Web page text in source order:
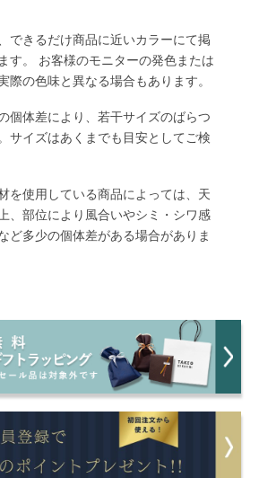
できるだけ商品に近いカラーにて掲
す。 お客様のモニターの発色または
際の色味と異なる場合もあります。
個体差により、若干サイズのばらつ
サイズはあくまでも目安としてご検
を使用している商品によっては、天
、部位により風合いやシミ・シワ感
ど多少の個体差がある場合がありま